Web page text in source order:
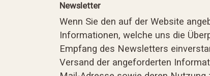
Newsletter
Wenn Sie den auf der Website
Informationen, welche uns die
Empfang des Newsletters
Versand der angeforderten